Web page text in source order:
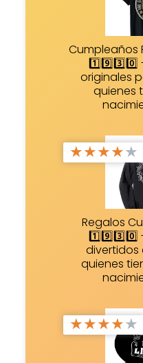
Cumpleaños
originales
quienes
★★★★★
Regalos
divertidos
quienes
★★★★★